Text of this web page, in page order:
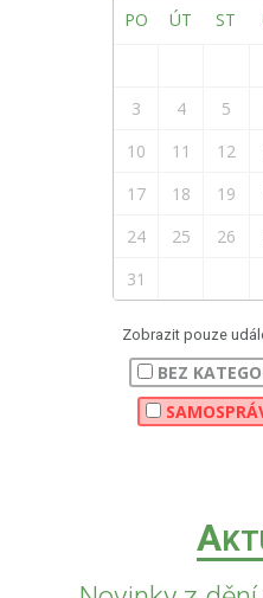
PO ÚT ST
3
4 5
10
11 12
17
18 19
24
25 26
31
Zobrazit pouze
BEZ
A